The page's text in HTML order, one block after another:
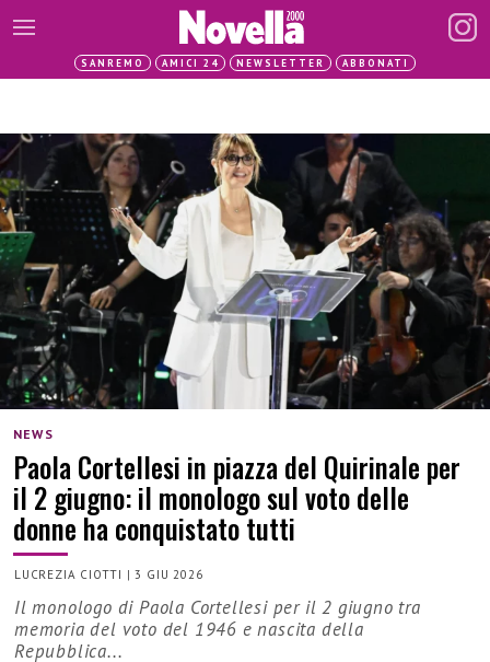
SANREMO AMICI 24 NEWSLETTER ABBONATI
NEWS
Paola Cortellesi in piazza del Quirinale per
il 2 giugno: il monologo sul voto delle
donne ha conquistato tutti
LUCREZIA CIOTTI |3 GIU 2026
Il monologo di Paola Cortellesi per il 2 giugno tra
memoria del voto del 1946 e nascita della
Repubblica...